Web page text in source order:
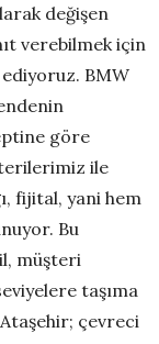
değişen
verebilmek için
BMW
göre
ile
fijital, yani hem
Bu
müşteri
taşıma
çevreci